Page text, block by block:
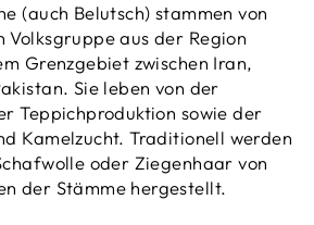
(auch Belutsch) stammen von
Volksgruppe aus der Region
Grenzgebiet zwischen Iran,
Sie leben von der
Teppichproduktion sowie der
Kamelzucht.Traditionell werden
oder Ziegenhaar von
der Stämme hergestellt.